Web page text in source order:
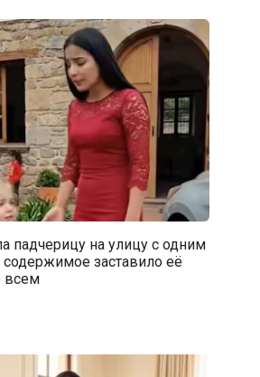
падчерицу на улицу с одним
заставило её
всем